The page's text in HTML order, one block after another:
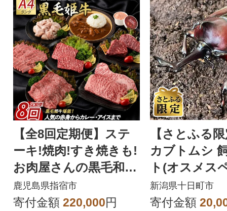
【全8回定期便】ステ
ーキ!焼肉!すき焼きも!
お肉屋さんの黒毛和牛
堪能定期便(IBZ029-00
3)
鹿児島県指宿市
寄付金額 220,000円
【さとふる
カブトムシ
ト(オスメス
新潟県十日町市
寄付金額